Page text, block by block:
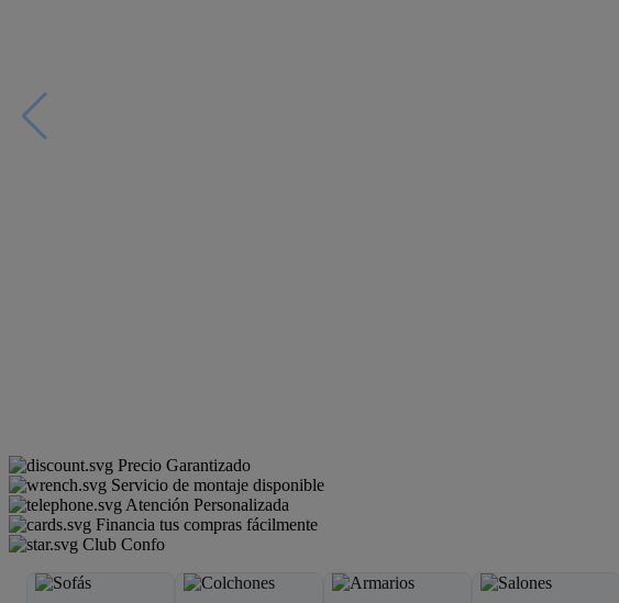
Precio Garantizado
Servicio de montaje disponible
Atención Personalizada
Financia tus compras fácilmente
Club Confo